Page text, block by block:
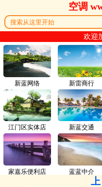
空调
欢迎
新蓝网络 新雷商行
江门区实体店 新蓝交通
家嘉乐便利店 蓝蓝中介